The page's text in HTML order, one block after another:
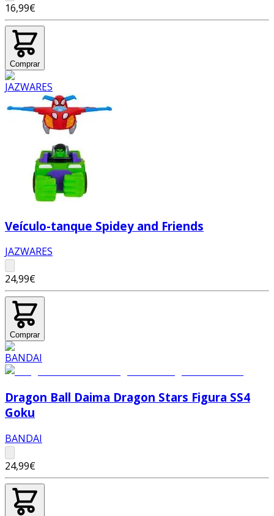
16,99€
Comprar
Veículo-tanque Spidey and Friends
JAZWARES
24,99€
Comprar
Dragon Ball Daima Dragon Stars Figura SS4
Goku
BANDAI
24,99€